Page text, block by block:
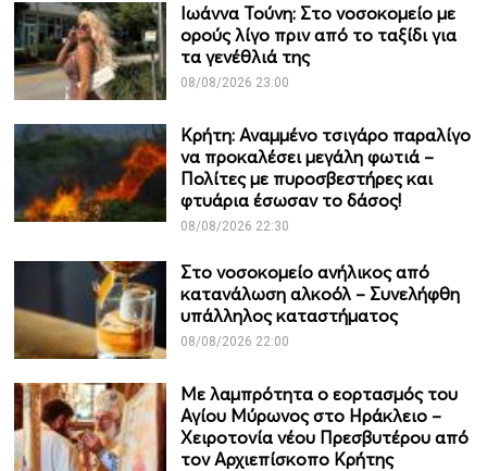
Ιωάννα Τούνη: Στο νοσοκομείο με
ορούς λίγο πριν από το ταξίδι για
τα γενέθλιά της
08/08/2026 23:00
Κρήτη: Αναμμένο τσιγάρο παραλίγο
να προκαλέσει μεγάλη φωτιά –
Πολίτες με πυροσβεστήρες και
φτυάρια έσωσαν το δάσος!
08/08/2026 22:30
Στο νοσοκομείο ανήλικος από
κατανάλωση αλκοόλ – Συνελήφθη
υπάλληλος καταστήματος
08/08/2026 22:00
Με λαμπρότητα ο εορτασμός του
Αγίου Μύρωνος στο Ηράκλειο –
Χειροτονία νέου Πρεσβυτέρου από
τον Αρχιεπίσκοπο Κρήτης